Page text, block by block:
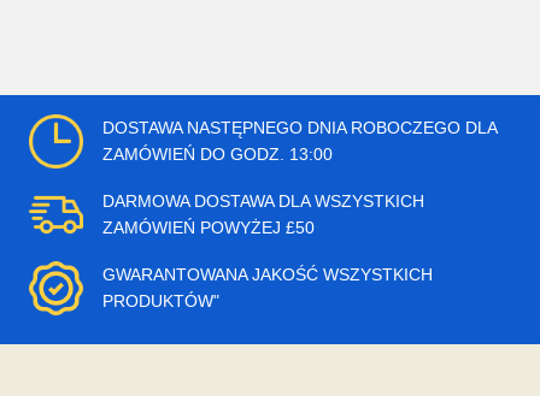
DOSTAWA NASTĘPNEGO DNIA ROBOCZEGO DLA
ZAMÓWIEŃ DO GODZ. 13:00
DARMOWA DOSTAWA DLA WSZYSTKICH
ZAMÓWIEŃ POWYŻEJ £50
GWARANTOWANA JAKOŚĆ WSZYSTKICH
PRODUKTÓW"